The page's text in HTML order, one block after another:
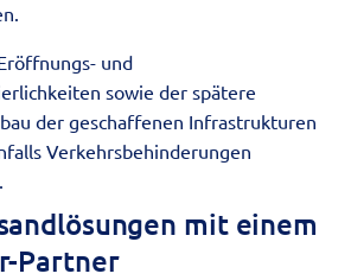
und
sowie der spätere
der geschaffenen Infrastrukturen
Verkehrsbehinderungen
mit einem
Partner